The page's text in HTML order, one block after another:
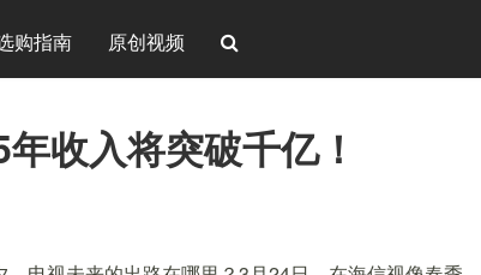
购指南 原创视频
收入将突破千亿！